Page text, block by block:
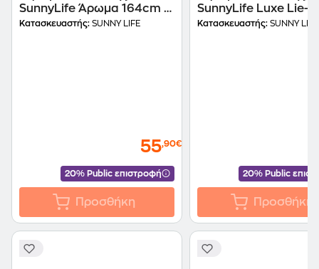
SunnyLife Άρωμα 164cm -
Σαμπανί
Κατασκευαστής: SUNNY LIFE
55,90€
20% Public επιστροφή
Προσθήκη
SunnyLife Luxe Lie-
Float Λεμόνι -
Κατασκευαστής: SUNNY LIFE
20% Public
Προσθήκη